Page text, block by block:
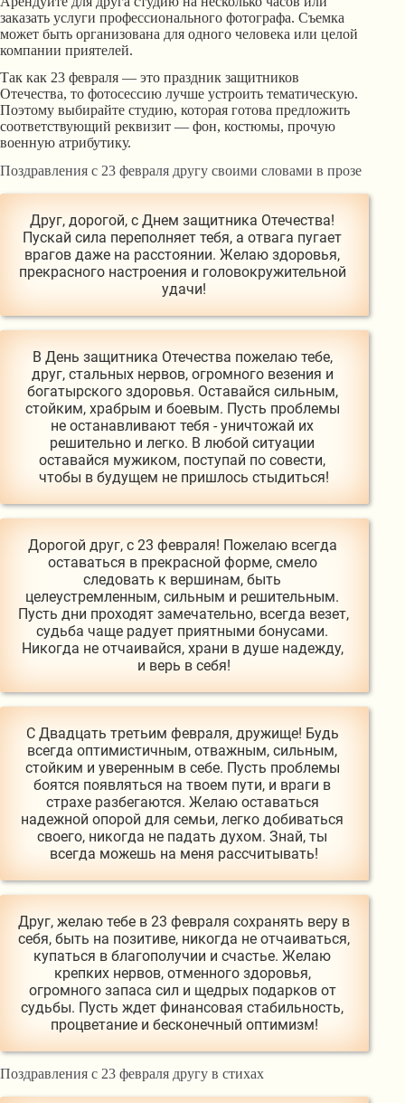
заказать услуги профессионального фотографа. Съемка
может быть организована для одного человека или целой
компании приятелей.
Так как 23 февраля — это праздник защитников
Отечества, то фотосессию лучше устроить тематическую.
Поэтому выбирайте студию, которая готова предложить
соответствующий реквизит — фон, костюмы, прочую
военную атрибутику.
Поздравления с 23 февраля другу своими словами в прозе
Друг, дорогой, с Днем защитника Отечества!
Пускай сила переполняет тебя, а отвага пугает
врагов даже на расстоянии. Желаю здоровья,
прекрасного настроения и головокружительной
удачи!
В День защитника Отечества пожелаю тебе,
друг, стальных нервов, огромного везения и
богатырского здоровья. Оставайся сильным,
стойким, храбрым и боевым. Пусть проблемы
не останавливают тебя - уничтожай их
решительно и легко. В любой ситуации
оставайся мужиком, поступай по совести,
чтобы в будущем не пришлось стыдиться!
Дорогой друг, с 23 февраля! Пожелаю всегда
оставаться в прекрасной форме, смело
следовать к вершинам, быть
целеустремленным, сильным и решительным.
Пусть дни проходят замечательно, всегда везет,
судьба чаще радует приятными бонусами.
Никогда не отчаивайся, храни в душе надежду,
и верь в себя!
С Двадцать третьим февраля, дружище! Будь
всегда оптимистичным, отважным, сильным,
стойким и уверенным в себе. Пусть проблемы
боятся появляться на твоем пути, и враги в
страхе разбегаются. Желаю оставаться
надежной опорой для семьи, легко добиваться
своего, никогда не падать духом. Знай, ты
всегда можешь на меня рассчитывать!
Друг, желаю тебе в 23 февраля сохранять веру в
себя, быть на позитиве, никогда не отчаиваться,
купаться в благополучии и счастье. Желаю
крепких нервов, отменного здоровья,
огромного запаса сил и щедрых подарков от
судьбы. Пусть ждет финансовая стабильность,
процветание и бесконечный оптимизм!
Поздравления с 23 февраля другу в стихах